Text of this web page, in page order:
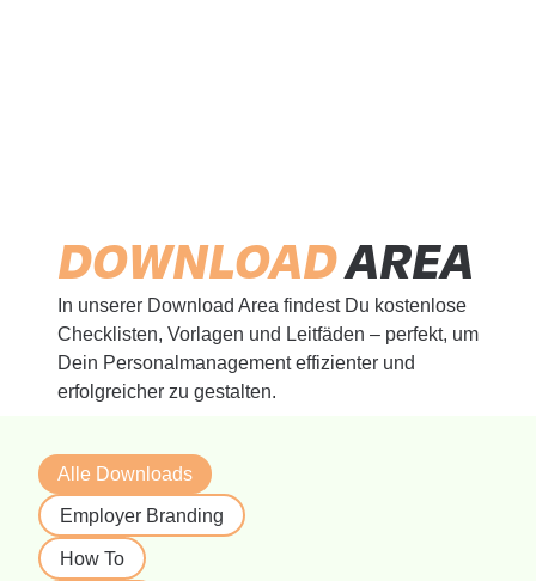
DOWNLOADAREA
In unserer Download Area findest Du kostenlose
Checklisten, Vorlagen und Leitfäden – perfekt, um
Dein Personalmanagement effizienter und
erfolgreicher zu gestalten.
Employer Branding
How To
Alle Downloads